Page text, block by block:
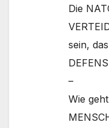
Die
sein,
–
Wie